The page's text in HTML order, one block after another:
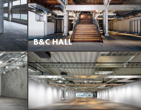
B&C HALL